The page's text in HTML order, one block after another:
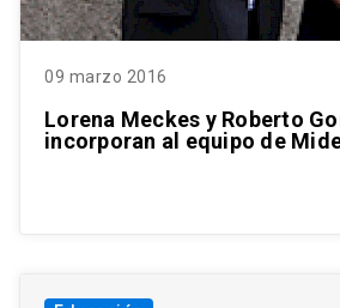
09 marzo 2016
Lorena Meckes y Roberto
incorporan al equipo de